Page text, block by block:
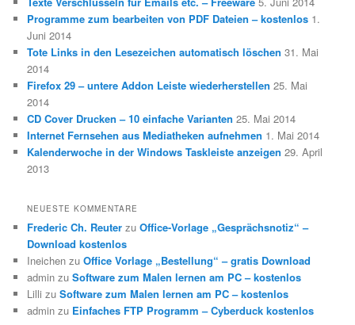
Programme zum bearbeiten von PDF Dateien – kostenlos 1.
Juni 2014
Tote Links in den Lesezeichen automatisch löschen 31. Mai
2014
Firefox 29 – untere Addon Leiste wiederherstellen 25. Mai
2014
CD Cover Drucken – 10 einfache Varianten 25. Mai 2014
Internet Fernsehen aus Mediatheken aufnehmen 1. Mai 2014
Kalenderwoche in der Windows Taskleiste anzeigen 29. April
2013
NEUESTE KOMMENTARE
Frederic Ch. Reuter zuOffice-Vorlage „Gesprächsnotiz“ –
Download kostenlos
Ineichen zuOffice Vorlage „Bestellung“ – gratis Download
admin zuSoftware zum Malen lernen am PC – kostenlos
Lilli zuSoftware zum Malen lernen am PC – kostenlos
admin zu Einfaches FTP Programm – Cyberduck kostenlos